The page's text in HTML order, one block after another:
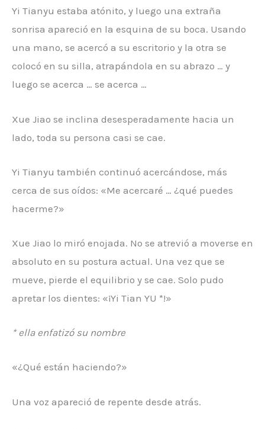
Yi Tianyu estaba atónito, y luego una extraña
sonrisa apareció en la esquina de su boca. Usando
una mano, se acercó a su escritorio y la otra se
colocó en su silla, atrapándola en su abrazo … y
luego se acerca … se acerca …
Xue Jiao se inclina desesperadamente hacia un
lado, toda su persona casi se cae.
Yi Tianyu también continuó acercándose, más
cerca de sus oídos: «Me acercaré … ¿qué puedes
hacerme?»
Xue Jiao lo miró enojada. No se atrevió a moverse en
absoluto en su postura actual. Una vez que se
mueve, pierde el equilibrio y se cae. Solo pudo
apretar los dientes: «¡Yi Tian YU *!»
* ella enfatizó su nombre
«¿Qué están haciendo?»
Una voz apareció de repente desde atrás.